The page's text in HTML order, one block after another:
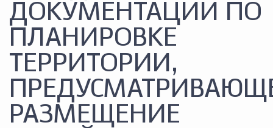
ДОКУМЕНТАЦИИ ПО
ПЛАНИРОВКЕ
ТЕРРИТОРИИ,
РАЗМЕЩЕНИЕ